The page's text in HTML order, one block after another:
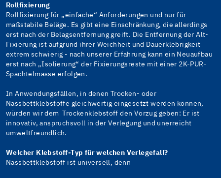
Rollfixierung
Rollfixierung für „einfache“ Anforderungen und nur für
maßstabile Beläge. Es gibt eine Einschränkung, die allerdings
erst nach der Belagsentfernung greift. Die Entfernung der Alt-
Fixierung ist aufgrund ihrer Weichheit und Dauerklebrigkeit
extrem schwierig - nach unserer Erfahrung kann ein Neuaufbau
erst nach „Isolierung“ der Fixierungsreste mit einer 2K-PUR-
Spachtelmasse erfolgen.
In Anwendungsfällen, in denen Trocken- oder
Nassbettklebstoffe gleichwertig eingesetzt werden können,
würden wir dem Trockenklebstoff den Vorzug geben: Er ist
innovativ, anspruchsvoll in der Verlegung und unerreicht
umweltfreundlich.
Welcher Klebstoff-Typ für welchen Verlegefall?
Nassbettklebstoff ist universell, denn